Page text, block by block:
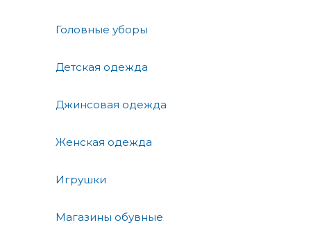
Головные уборы
Детская одежда
Джинсовая одежда
Женская одежда
Игрушки
Магазины обувные